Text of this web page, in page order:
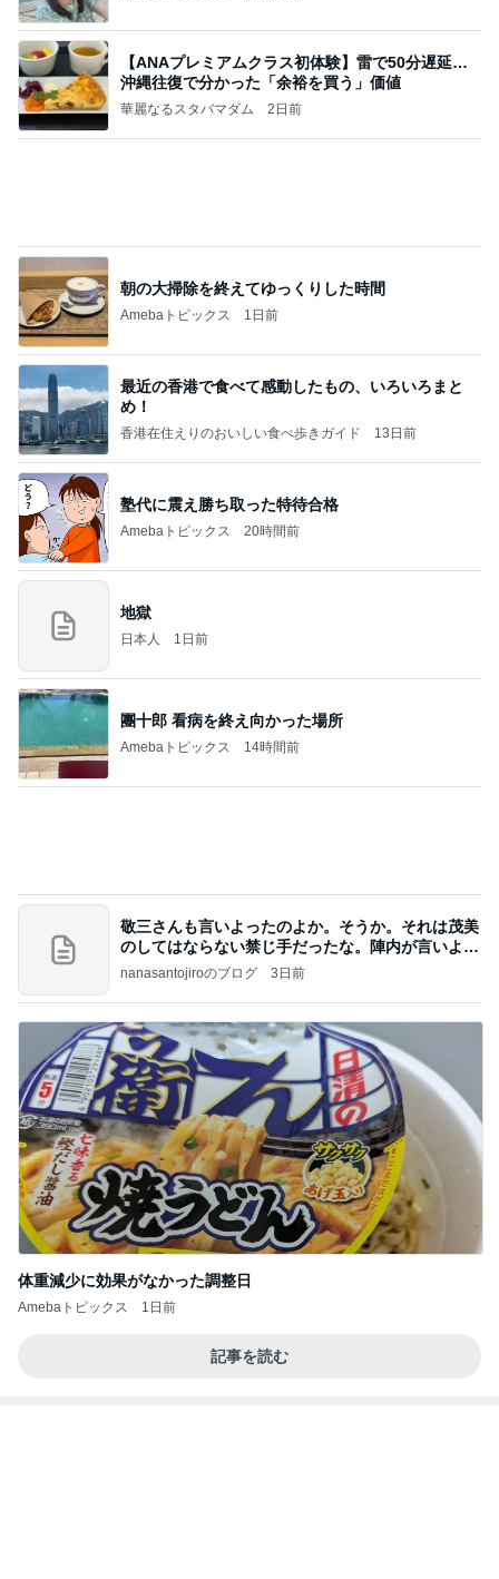
【ANAプレミアムクラス初体験】雷で50分遅延…
沖縄往復で分かった「余裕を買う」価値
華麗なるスタバマダム 2日前
最近の香港で食べて感動したもの、いろいろまと
め！
香港在住えりのおいしい食べ歩きガイド
塾代に震え勝ち取った特待合格
地獄
日本人 1日前
團十郎 看病を終え向かった場所
Amebaトピックス
敬三さんも言いよったのよか。そうか。それは茂美
のしてはならない禁じ手だったな。陣内が言いよる
のよ
nanasantojiroのブログ 3日前
体重減少に効果がなかった調整日
Amebaトピックス 1日前
記事を読む
仲良くなってきた近所の可愛い猫達
Amebaトピックス 1日前